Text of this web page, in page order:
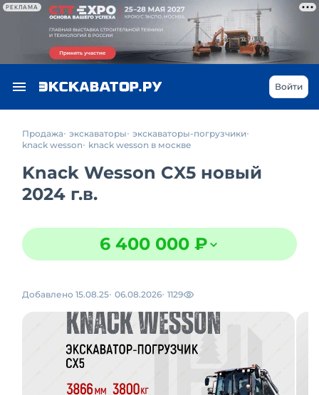
РЕКЛАМА
Войти
Продажа экскаваторы экскаваторы-погрузчики
knack wesson
knack wesson в москве
Knack Wesson CX5 новый
2024 г.в.
6 400 000 ₽
Добавлено 15.08.25 06.08.2026 1129